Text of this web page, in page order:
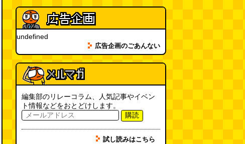
実は真の秘境駅はお隣の湯檜曽駅
(ぼっちのazumiさん)
(08.04 11:00)
【大調査】現代人は普通に生活し
ていると一日に何曲聞くことにな
るのか？(石井公二) (08.04 11:00)
ベランダに咲いた小さな花
(西村まさゆき)
(08.04
undefined
広告企画のごあんない
編集部のリレーコラム、人気記事やイベン
ト情報などをおとどけします。
購読
試し読みはこちら